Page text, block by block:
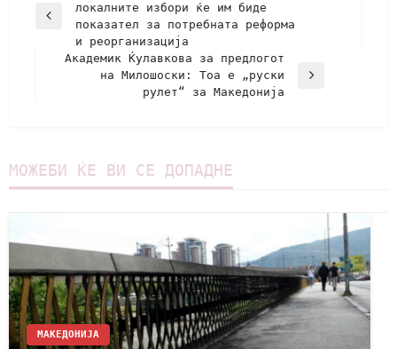
локалните избори ќе им биде
показател за потребната реформа
и реорганизација
Академик Ќулавкова за предлогот
на Милошоски: Тоа е „руски
рулет“ за Македонија
МОЖЕБИ ЌЕ ВИ СЕ ДОПАДНЕ
МАКЕДОНИЈА